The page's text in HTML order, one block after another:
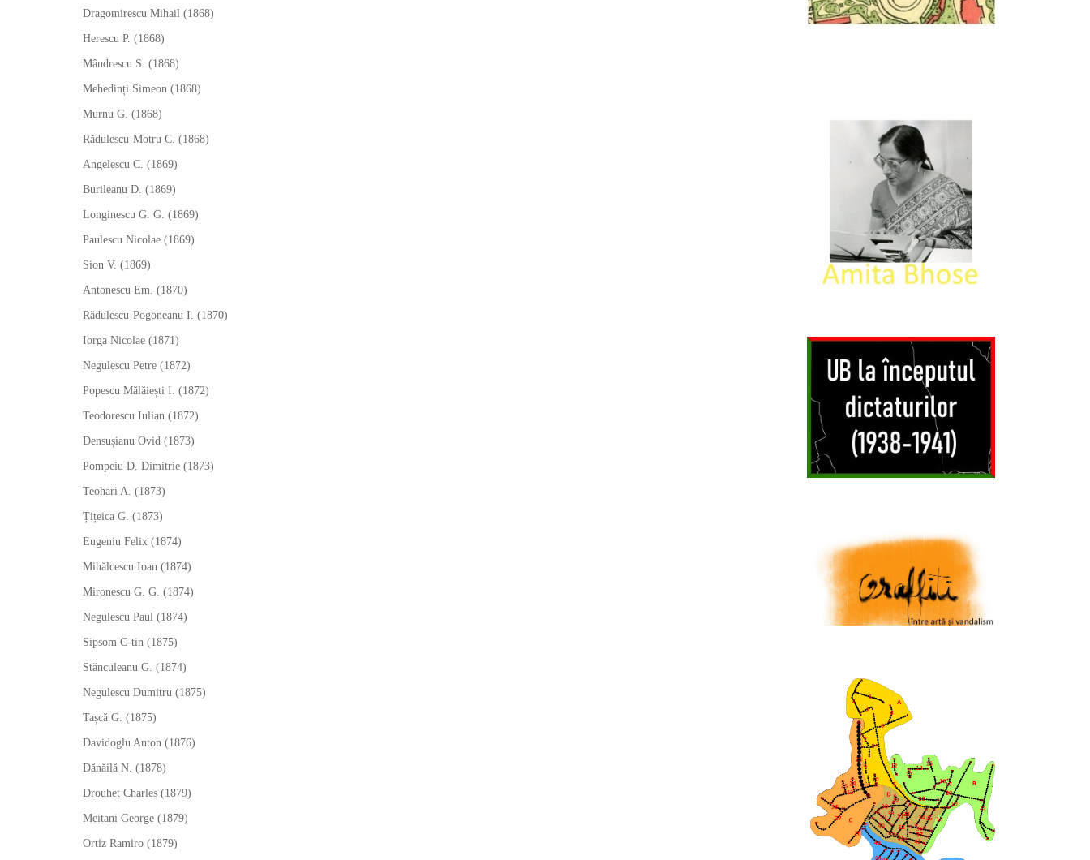
Dragomirescu Mihail (1868)
Herescu P. (1868)
Mândrescu S. (1868)
Mehedinți Simeon (1868)
Murnu G. (1868)
Rădulescu-Motru C. (1868)
Angelescu C. (1869)
Burileanu D. (1869)
Longinescu G. G. (1869)
Paulescu Nicolae (1869)
Sion V. (1869)
Antonescu Em. (1870)
Rădulescu-Pogoneanu I. (1870)
Iorga Nicolae (1871)
Negulescu Petre (1872)
Popescu Mălăiești I. (1872)
Teodorescu Iulian (1872)
Densușianu Ovid (1873)
Pompeiu D. Dimitrie (1873)
Teohari A. (1873)
Țițeica G. (1873)
Eugeniu Felix (1874)
Mihălcescu Ioan (1874)
Mironescu G. G. (1874)
Negulescu Paul (1874)
Sipsom C-tin (1875)
Stănculeanu G. (1874)
Negulescu Dumitru (1875)
Tașcă G. (1875)
Davidoglu Anton (1876)
Dănăilă N. (1878)
Drouhet Charles (1879)
Meitani George (1879)
Ortiz Ramiro (1879)